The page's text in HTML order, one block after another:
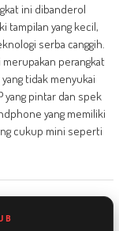
ini dibanderol
tampilan yang kecil,
serba canggih.
merupakan perangkat
tidak menyukai
yang pintar dan spek
yang memiliki
cukup mini seperti